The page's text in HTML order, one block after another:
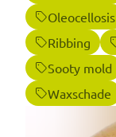
Oleocellosis
Ribbing
Sooty mold
Waxschade